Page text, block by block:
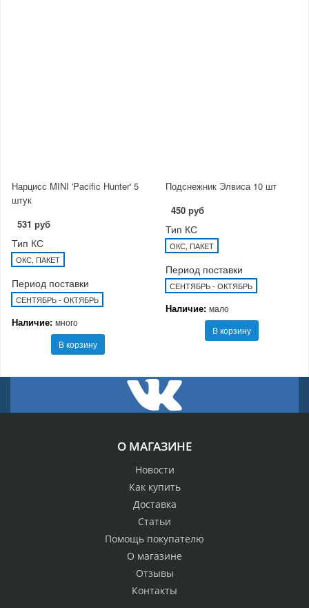
Нарцисс MINI 'Pacific Hunter' 5
штук
531 руб
Тип КС
ОКС, ПАКЕТ
Период поставки
СЕНТЯБРЬ - ОКТЯБРЬ
Наличие: много
В корзину
Подснежник Элвиса 10 шт
450 руб
Тип КС
ОКС, ПАКЕТ
Период поставки
СЕНТЯБРЬ - ОКТЯБРЬ
Наличие: мало
В корзину
О МАГАЗИНЕ
Новости
Как купить
Доставка
Статьи
Помощь покупателю
О магазине
Отзывы
Контакты